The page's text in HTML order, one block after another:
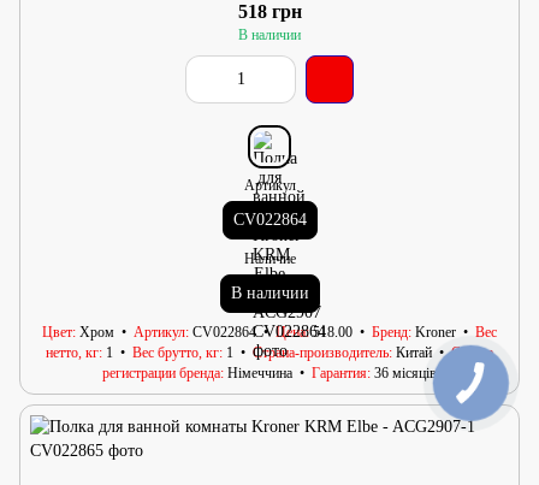
518 грн
В наличии
Артикул
CV022864
Наличие
В наличии
Цвет Хром Артикул CV022864 Цена 518.00 Бренд Kroner
Вес
нетто, кг 1 Вес брутто, кг 1 Страна-производитель Китай
Страна
регистрации бренда Німеччина Гарантия 36 місяців